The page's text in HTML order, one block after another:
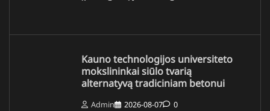
Kauno technologijos universiteto
mokslininkai siūlo tvarią
alternatyvą tradiciniam betonui
Admin 2026-08-07 0